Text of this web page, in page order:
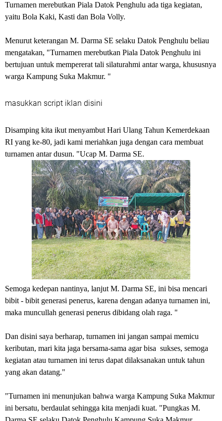
Turnamen merebutkan Piala Datok Penghulu ada tiga kegiatan,
yaitu Bola Kaki, Kasti dan Bola Volly.
Menurut keterangan M. Darma SE selaku Datok Penghulu beliau
mengatakan, "Turnamen merebutkan Piala Datok Penghulu ini
bertujuan untuk mempererat tali silaturahmi antar warga, khususnya
warga Kampung Suka Makmur. "
masukkan script iklan disini
Disamping kita ikut menyambut Hari Ulang Tahun Kemerdekaan
RI yang ke-80, jadi kami meriahkan juga dengan cara membuat
turnamen antar dusun. "Ucap M. Darma SE.
Semoga kedepan nantinya, lanjut M. Darma SE, ini bisa mencari
bibit - bibit generasi penerus, karena dengan adanya turnamen ini,
maka muncullah generasi penerus dibidang olah raga. "
Dan disini saya berharap, turnamen ini jangan sampai memicu
keributan, mari kita jaga bersama-sama agar bisa sukses, semoga
kegiatan atau turnamen ini terus dapat dilaksanakan untuk tahun
yang akan datang."
"Turnamen ini menunjukan bahwa warga Kampung Suka Makmur
ini bersatu, berdaulat sehingga kita menjadi kuat. "Pungkas M.